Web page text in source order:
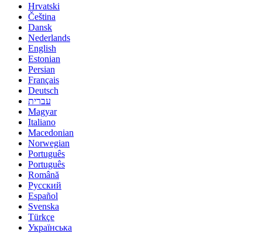
Hrvatski
Čeština
Dansk
Nederlands
English
Estonian
Persian
Français
Deutsch
עברית
Magyar
Italiano
Macedonian
Norwegian
Português
Português
Română
Русский
Español
Svenska
Türkçe
Українська